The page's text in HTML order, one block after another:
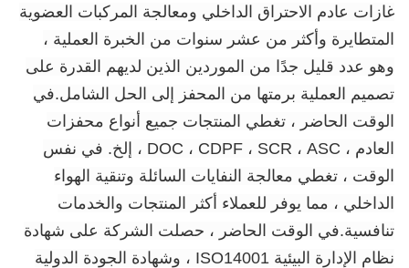
غازات عادم الاحتراق الداخلي ومعالجة المركبات العضوية
المتطايرة وأكثر من عشر سنوات من الخبرة العملية ،
وهو عدد قليل جدًا من الموردين الذين لديهم القدرة على
تصميم العملية برمتها من المحفز إلى الحل الشامل.في
الوقت الحاضر ، تغطي المنتجات جميع أنواع محفزات
العادم ، DOC ، CDPF ، SCR ، ASC ، إلخ. في نفس
الوقت ، تغطي معالجة النفايات السائلة وتنقية الهواء
الداخلي ، مما يوفر للعملاء أكثر المنتجات والخدمات
تنافسية.في الوقت الحاضر ، حصلت الشركة على شهادة
نظام الإدارة البيئية ISO14001 ، وشهادة الجودة الدولية